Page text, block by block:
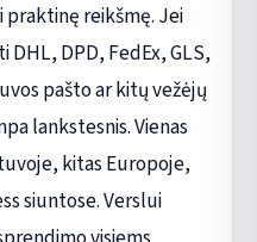
reikšmę. Jei
DPD, FedEx, GLS,
pašto ar kitų vežėjų
lankstesnis. Vienas
kitas Europoje,
siuntose. Verslui